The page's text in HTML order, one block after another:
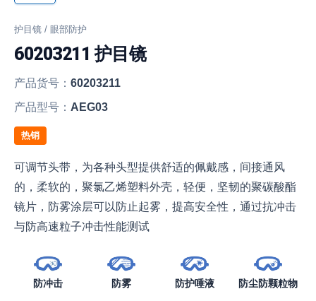
护目镜 / 眼部防护
60203211 护目镜
产品货号： 60203211
产品型号： AEG03
热销
可调节头带，为各种头型提供舒适的佩戴感，间接通风
的，柔软的，聚氯乙烯塑料外壳，轻便，坚韧的聚碳酸酯
镜片，防雾涂层可以防止起雾，提高安全性，通过抗冲击
与防高速粒子冲击性能测试
防冲击 防雾 防护唾液 防尘防颗粒物